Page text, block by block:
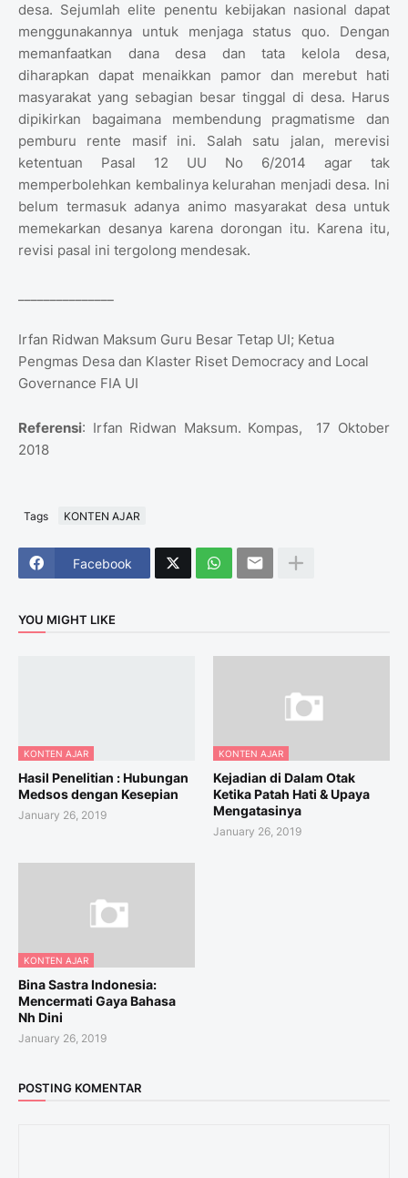
desa. Sejumlah elite penentu kebijakan nasional dapat
menggunakannya untuk menjaga status quo. Dengan
memanfaatkan dana desa dan tata kelola desa,
diharapkan dapat menaikkan pamor dan merebut hati
masyarakat yang sebagian besar tinggal di desa. Harus
dipikirkan bagaimana membendung pragmatisme dan
pemburu rente masif ini. Salah satu jalan, merevisi
ketentuan Pasal 12 UU No 6/2014 agar tak
memperbolehkan kembalinya kelurahan menjadi desa. Ini
belum termasuk adanya animo masyarakat desa untuk
memekarkan desanya karena dorongan itu. Karena itu,
revisi pasal ini tergolong mendesak.
Irfan Ridwan Maksum Guru Besar Tetap UI; Ketua
Pengmas Desa dan Klaster Riset Democracy and Local
Governance FIA UI
Referensi: Irfan Ridwan Maksum. Kompas, 17 Oktober
2018
Tags KONTEN AJAR
Facebook
YOU MIGHT LIKE
KONTEN AJAR
Hasil Penelitian : Hubungan
Medsos dengan Kesepian
January 26, 2019
KONTEN AJAR
Kejadian di Dalam Otak
Ketika Patah Hati & Upaya
Mengatasinya
January 26, 2019
KONTEN AJAR
Bina Sastra Indonesia:
Mencermati Gaya Bahasa
Nh Dini
January 26, 2019
POSTING KOMENTAR